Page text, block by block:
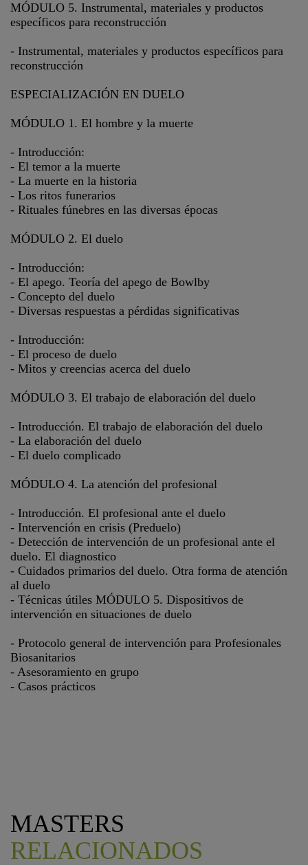
MÓDULO 5. Instrumental, materiales y productos
específicos para reconstrucción
- Instrumental, materiales y productos específicos para
reconstrucción
ESPECIALIZACIÓN EN DUELO
MÓDULO 1. El hombre y la muerte
- Introducción:
- El temor a la muerte
- La muerte en la historia
- Los ritos funerarios
- Rituales fúnebres en las diversas épocas
MÓDULO 2. El duelo
- Introducción:
- El apego. Teoría del apego de Bowlby
- Concepto del duelo
- Diversas respuestas a pérdidas significativas
- Introducción:
- El proceso de duelo
- Mitos y creencias acerca del duelo
MÓDULO 3. El trabajo de elaboración del duelo
- Introducción. El trabajo de elaboración del duelo
- La elaboración del duelo
- El duelo complicado
MÓDULO 4. La atención del profesional
- Introducción. El profesional ante el duelo
- Intervención en crisis (Preduelo)
- Detección de intervención de un profesional ante el
duelo. El diagnostico
- Cuidados primarios del duelo. Otra forma de atención
al duelo
- Técnicas útiles MÓDULO 5. Dispositivos de
intervención en situaciones de duelo
- Protocolo general de intervención para Profesionales
Biosanitarios
- Asesoramiento en grupo
- Casos prácticos
MASTERS
RELACIONADOS